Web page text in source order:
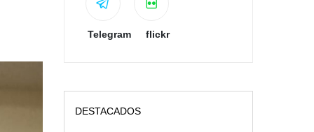
Telegram flickr
DESTACADOS